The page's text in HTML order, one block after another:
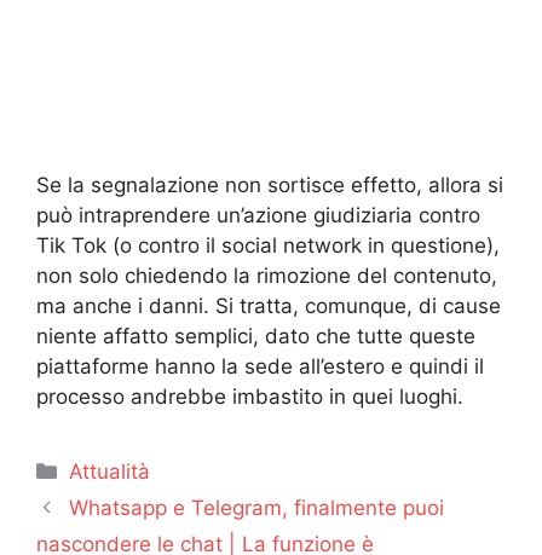
Se la segnalazione non sortisce effetto, allora si
può intraprendere un’azione giudiziaria contro
Tik Tok (o contro il social network in questione),
non solo chiedendo la rimozione del contenuto,
ma anche i danni. Si tratta, comunque, di cause
niente affatto semplici, dato che tutte queste
piattaforme hanno la sede all’estero e quindi il
processo andrebbe imbastito in quei luoghi.
Categorie
Attualità
Whatsapp e Telegram, finalmente puoi
nascondere le chat | La funzione è